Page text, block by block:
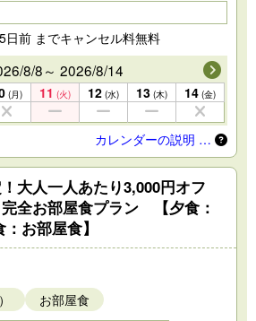
日前 までキャンセル料無料
8/8～ 2026/8/14
(月) 11 (火) 12 (水) 13 (木) 14 (金)
カレンダーの説明 …
大人一人あたり3,000円オフ
全お部屋食プラン 【夕食：
お部屋食】
お部屋食